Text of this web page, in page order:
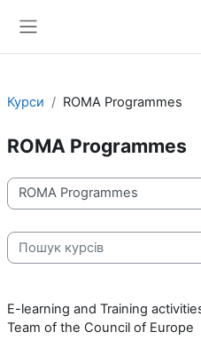
Курси ROMA Programmes
ROMA Programmes
Категорії курсів
Пошук курсів
E-learning and Training
Team of the Council of Europe